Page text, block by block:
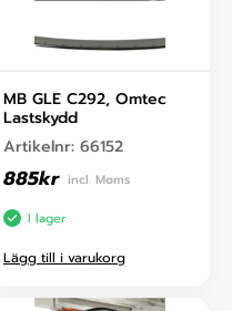
MB GLE C292, Omtec
Lastskydd
Artikelnr: 66152
885kr incl. Moms
I lager
Lägg till i varukorg